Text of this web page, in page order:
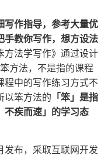
写作指导，参考大量优
手教你写作，想方设法
方法学写作》通过设计
方法，不是指的课程
程中的写作练习方式不
以笨方法的 「笨」是指
不疾而速」的学习态
发布，采取互联网开发